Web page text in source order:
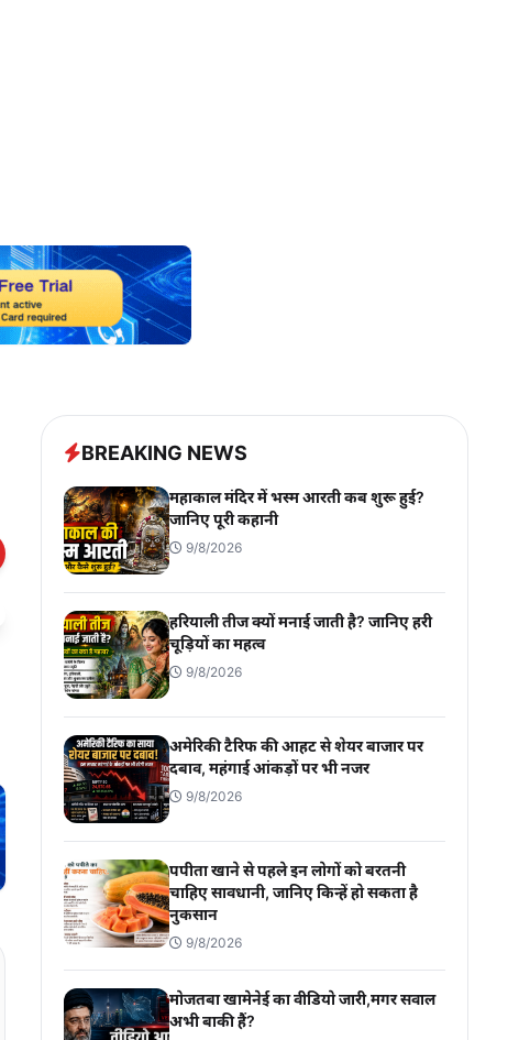
BREAKING NEWS
महाकाल मंदिर में भस्म आरती कब शुरू हुई?
जानिए पूरी कहानी
9/8/2026
हरियाली तीज क्यों मनाई जाती है? जानिए हरी
चूड़ियों का महत्व
9/8/2026
अमेरिकी टैरिफ की आहट से शेयर बाजार पर
दबाव, महंगाई आंकड़ों पर भी नजर
9/8/2026
पपीता खाने से पहले इन लोगों को बरतनी
चाहिए सावधानी, जानिए किन्हें हो सकता है
नुकसान
9/8/2026
मोजतबा खामेनेई का वीडियो जारी,मगर सवाल
अभी बाकी हैं?